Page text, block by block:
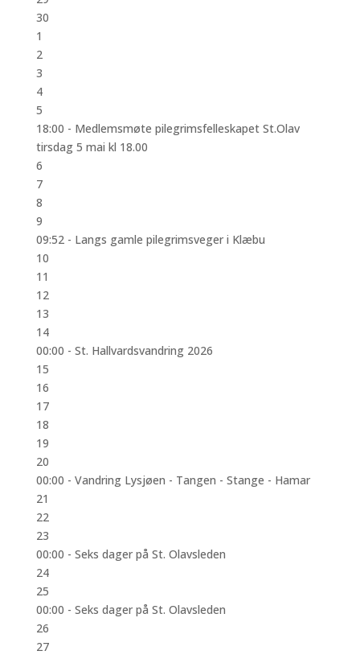
30
1
2
3
4
5
18:00 - Medlemsmøte pilegrimsfelleskapet St.Olav
tirsdag 5 mai kl 18.00
6
7
8
9
09:52 - Langs gamle pilegrimsveger i Klæbu
10
11
12
13
14
00:00 - St. Hallvardsvandring 2026
15
16
17
18
19
20
00:00 - Vandring Lysjøen - Tangen - Stange - Hamar
21
22
23
00:00 - Seks dager på St. Olavsleden
24
25
00:00 - Seks dager på St. Olavsleden
26
27